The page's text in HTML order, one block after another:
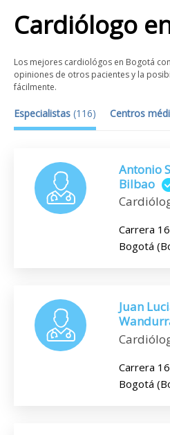
Cardiólogo
Los mejores cardiológos en Bogotá
opiniones de otros pacientes y la
fácilmente.
Especialistas (116) Centros
Antonio
Bilbao
Carrera
Bogotá
Juan
Carrera
Bogotá